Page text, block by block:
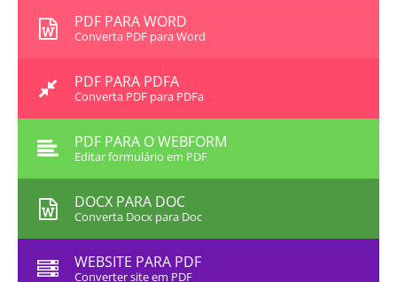
PDF PARA WORD
Converta PDF para Word
PDF PARA PDFA
Converta PDF para PDFa
PDF PARA O WEBFORM
Editar formulário em PDF
DOCX PARA DOC
Converta Docx para Doc
WEBSITE PARA PDF
Converter site em PDF